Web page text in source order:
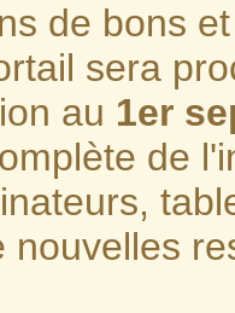
de bons
sera
au 1er
de
nouvelles